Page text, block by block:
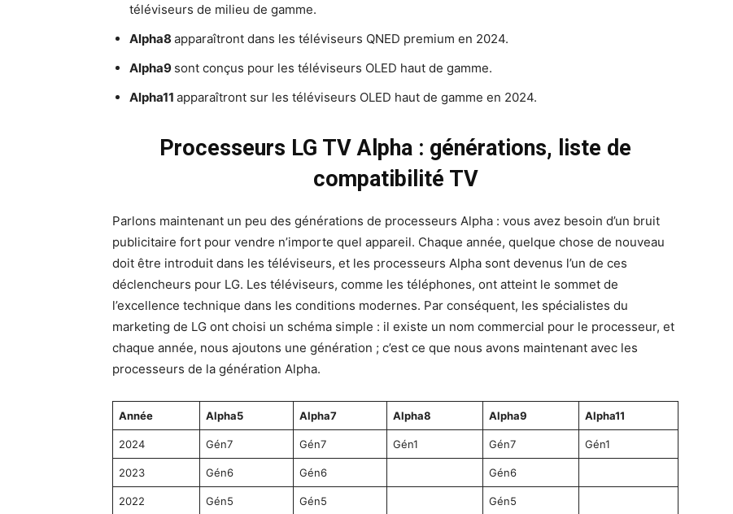
téléviseurs de milieu de gamme.
Alpha8 apparaîtront dans les téléviseurs QNED premium en 2024.
Alpha9 sont conçus pour les téléviseurs OLED haut de gamme.
Alpha11 apparaîtront sur les téléviseurs OLED haut de gamme en 2024.
Processeurs LG TV Alpha : générations, liste de
compatibilité TV
Parlons maintenant un peu des générations de processeurs Alpha : vous avez besoin d’un bruit
publicitaire fort pour vendre n’importe quel appareil. Chaque année, quelque chose de nouveau
doit être introduit dans les téléviseurs, et les processeurs Alpha sont devenus l’un de ces
déclencheurs pour LG. Les téléviseurs, comme les téléphones, ont atteint le sommet de
l’excellence technique dans les conditions modernes. Par conséquent, les spécialistes du
marketing de LG ont choisi un schéma simple : il existe un nom commercial pour le processeur, et
chaque année, nous ajoutons une génération ; c’est ce que nous avons maintenant avec les
processeurs de la génération Alpha.
Année Alpha5 Alpha7 Alpha8 Alpha9 Alpha11
2024 Gén7 Gén7 Gén1 Gén7 Gén1
2023 Gén6 Gén6 Gén6
2022 Gén5 Gén5 Gén5